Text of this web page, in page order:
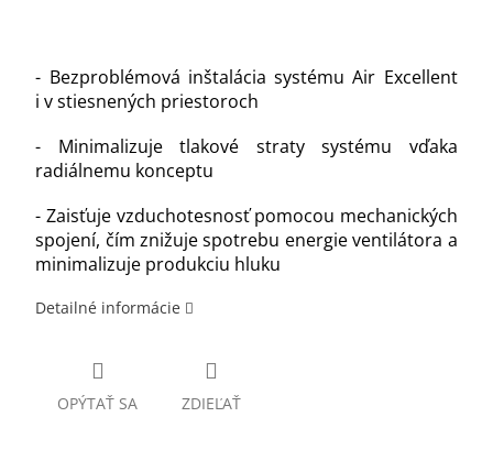
- Bezproblémová inštalácia systému Air Excellent
i v stiesnených priestoroch
- Minimalizuje tlakové straty systému vďaka
radiálnemu konceptu
- Zaisťuje vzduchotesnosť pomocou mechanických
spojení, čím znižuje spotrebu energie ventilátora a
minimalizuje produkciu hluku
Detailné informácie
OPÝTAŤ SA ZDIEĽAŤ